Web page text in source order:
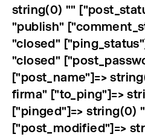
string(0) ""
"publish"
"closed"
"closed"
["post_name"]=>
firma" ["to_ping"]=>
["pinged"]=> string(0)
["post_modified"]=>